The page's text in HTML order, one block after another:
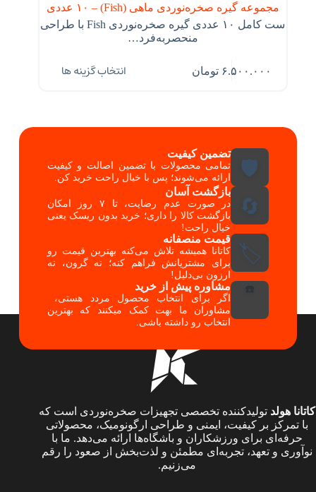
مجموعه گیره صخره‌نوردی ماهی (Fish) – ۱۰ عددی
ست کامل ۱۰ عددی گیره صخره‌نوردی Fish با طراحی
منحصربه‌فرد…
۶.۵۰۰.۰۰۰ تومان انتخاب گزینه ها
🛡️
تضمین کیفیت
تمامی محصولات با تضمین اصالت و کیفیت
ارائه می‌شوند؛ پس با خیال راحت خرید کن.
🔄
بازگشت آسان
در صورت عدم رضایت، تا ۷ روز امکان
بازگشت کالا را داری؛ خرید بدون ریسک یعنی
خیال راحت!
🏷️
قیمت منصفانه
کاتانا همیشه تلاش می‌کنه بهترین قیمت رو
برای مشتریانش فراهم کنه؛ نه گرون، نه
ارزون بی‌دلیل!
☎️ مشاوره پیش از خرید
اگر برای انتخاب محصول مردد هستی،
مشاوران ما بهت کمک میکنند که بهترین
انتخاب رو داشته باشی.
کاتانا هولد تولیدکننده تخصصی تجهیزات صخره‌نوردی است که
با تمرکز بر کیفیت، ایمنی و طراحی ارگونومیک، محصولاتی
حرفه‌ای برای ورزشکاران و باشگاه‌ها ارائه می‌دهد. ما با
نوآوری و تعهد، تجربه‌ای مطمئن و لذت‌بخش از صعود را رقم
می‌زنیم.